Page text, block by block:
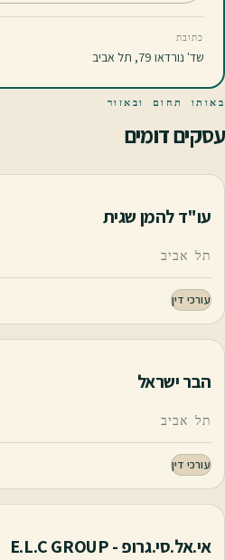
כתובת
שד' נורדאו 79, תל אביב
באותו תחום ובאזור
עסקים דומים
עו"ד להמן שגית
תל אביב
עורכי דין
הבר ישראל
תל אביב
עורכי דין
אי.אל.סי.גרופ - E.L.C GROUP